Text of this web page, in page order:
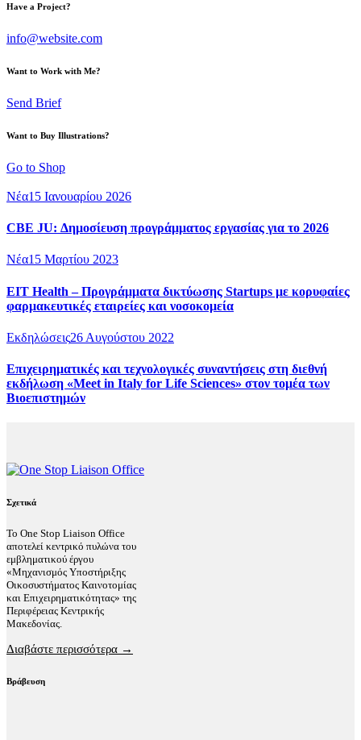
Have a Project?
info@website.com
Want to Work with Me?
Send Brief
Want to Buy Illustrations?
Go to Shop
Νέα15 Ιανουαρίου 2026
CBE JU: Δημοσίευση προγράμματος εργασίας για το 2026
Νέα15 Μαρτίου 2023
EIT Health – Προγράμματα δικτύωσης Startups με κορυφαίες
φαρμακευτικές εταιρείες και νοσοκομεία
Εκδηλώσεις26 Αυγούστου 2022
Επιχειρηματικές και τεχνολογικές συναντήσεις στη διεθνή
εκδήλωση «Meet in Italy for Life Sciences» στον τομέα των
Βιοεπιστημών
Σχετικά
Το One Stop Liaison Office
αποτελεί κεντρικό πυλώνα του
εμβληματικού έργου
«Μηχανισμός Υποστήριξης
Οικοσυστήματος Καινοτομίας
και Επιχειρηματικότητας» της
Περιφέρειας Κεντρικής
Μακεδονίας.
Διαβάστε περισσότερα →
Βράβευση